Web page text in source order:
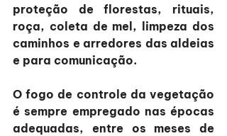
proteção de florestas, rituais,
roça, coleta de mel, limpeza dos
caminhos e arredores das aldeias
e para comunicação.
O fogo de controle da vegetação
é sempre empregado nas épocas
adequadas, entre os meses de